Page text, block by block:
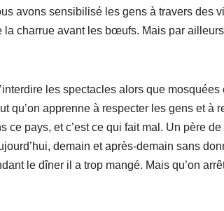
avons sensibilisé les gens à travers des
la charrue avant les bœufs. Mais par
les spectacles alors que
qu’on apprenne à respecter les gens et à
ce pays, et c’est ce qui fait mal. Un père
demain et après-demain sans
le dîner il a trop mangé. Mais qu’on